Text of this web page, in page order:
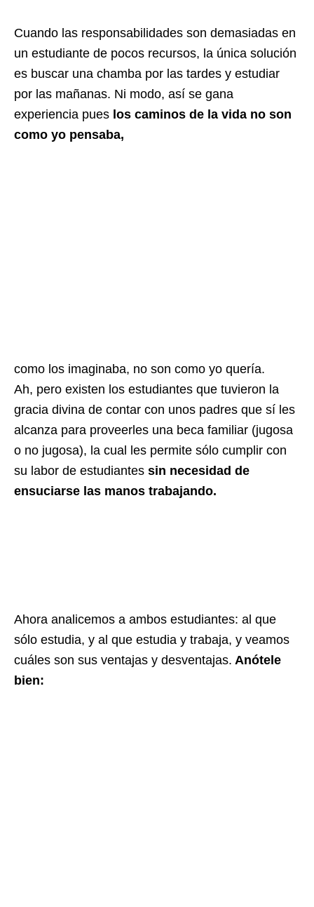
Cuando las responsabilidades son demasiadas en
un estudiante de pocos recursos, la única solución
es buscar una chamba por las tardes y estudiar
por las mañanas. Ni modo, así se gana
experiencia pues los caminos de la vida no son
como yo pensaba,
como los imaginaba, no son como yo quería.
Ah, pero existen los estudiantes que tuvieron la
gracia divina de contar con unos padres que sí les
alcanza para proveerles una beca familiar (jugosa
o no jugosa), la cual les permite sólo cumplir con
su labor de estudiantes sin necesidad de
ensuciarse las manos trabajando.
Ahora analicemos a ambos estudiantes: al que
sólo estudia, y al que estudia y trabaja, y veamos
cuáles son sus ventajas y desventajas. Anótele
bien: